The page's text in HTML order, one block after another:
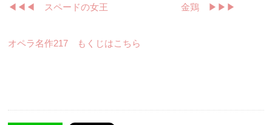
◀︎◀︎◀︎ スペードの女王
金鶏 ▶︎▶︎▶︎
オペラ名作217 もくじはこちら